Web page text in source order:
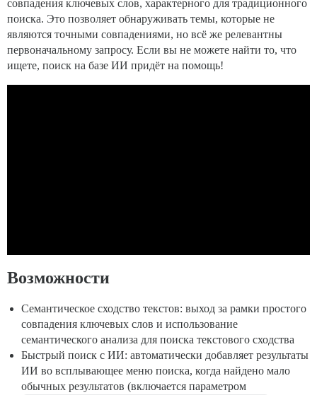
совпадения ключевых слов, характерного для традиционного
поиска. Это позволяет обнаруживать темы, которые не
являются точными совпадениями, но всё же релевантны
первоначальному запросу. Если вы не можете найти то, что
ищете, поиск на базе ИИ придёт на помощь!
Возможности
Семантическое сходство текстов: выход за рамки простого
совпадения ключевых слов и использование
семантического анализа для поиска текстового сходства
Быстрый поиск с ИИ: автоматически добавляет результаты
ИИ во всплывающее меню поиска, когда найдено мало
обычных результатов (включается параметром